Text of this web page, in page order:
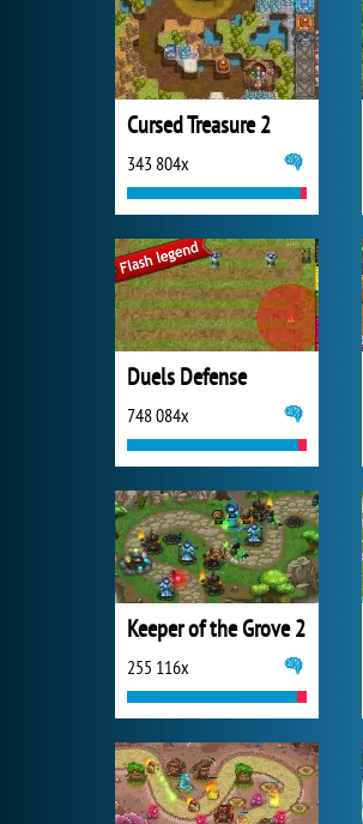
Cursed Treasure 2
343 804x
Duels Defense
748 084x
Keeper of the Grove 2
255 116x